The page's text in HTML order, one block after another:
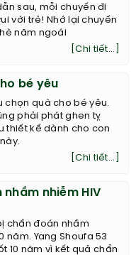
sau, mỗi chuyến đi
với trẻ! Nhớ lại chuyến
năm ngoái
[Chi tiết...]
bé yêu
chọn quà cho bé yêu.
phải phát ghen tỵ
thiết kế dành cho con
[Chi tiết...]
nhiễm HIV
chẩn đoán nhầm
năm. Yang Shoufa 53
10 năm vì kết quả chẩn